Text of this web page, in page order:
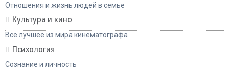
Отношения и жизнь людей в семье
Культура и кино
Все лучшее из мира кинематографа
Психология
Сознание и личность